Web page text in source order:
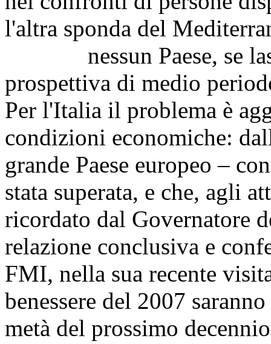
l'altra sponda del
nessun Paese, se
prospettiva di medio
Per l'Italia il problema è
condizioni economiche:
grande Paese europeo –
stata superata, e che, agli
ricordato dal Governatore
relazione conclusiva e
FMI, nella sua recente
benessere del 2007
metà del prossimo